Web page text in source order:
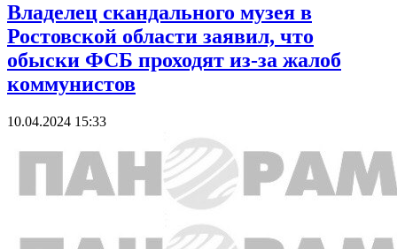
Владелец скандального музея в
Ростовской области заявил, что
обыски ФСБ проходят из-за жалоб
коммунистов
10.04.2024 15:33